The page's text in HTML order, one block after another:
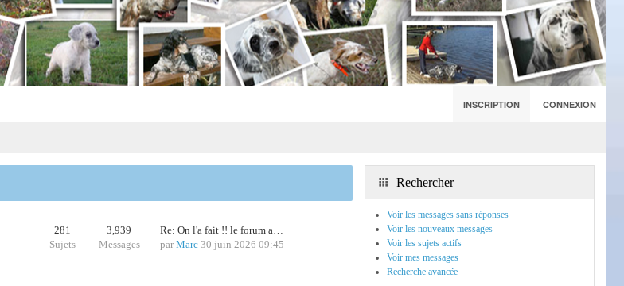
INSCRIPTION CONNEXION
281
Sujets
3,939
Messages
Re: On l'a fait !! le forum a…
par Marc 30 juin 2026 09:45
Rechercher
Voir les messages sans réponses
Voir les nouveaux messages
Voir les sujets actifs
Voir mes messages
Recherche avancée